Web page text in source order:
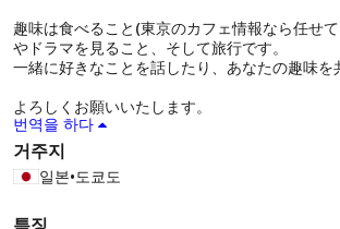
趣味は食べること(東京のカフェ情報なら任せ
やドラマを見ること、そして旅行です。
一緒に好きなことを話したり、あなたの趣味を
よろしくお願いいたします。
번역을 하다
거주지
일본•도쿄도